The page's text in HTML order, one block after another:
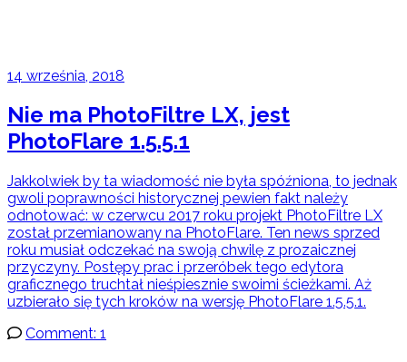
14 września, 2018
Nie ma PhotoFiltre LX, jest
PhotoFlare 1.5.5.1
Jakkolwiek by ta wiadomość nie była spóźniona, to jednak
gwoli poprawności historycznej pewien fakt należy
odnotować: w czerwcu 2017 roku projekt PhotoFiltre LX
został przemianowany na PhotoFlare. Ten news sprzed
roku musiał odczekać na swoją chwilę z prozaicznej
przyczyny. Postępy prac i przeróbek tego edytora
graficznego truchtał nieśpiesznie swoimi ścieżkami. Aż
uzbierało się tych kroków na wersję PhotoFlare 1.5.5.1.
Comment: 1